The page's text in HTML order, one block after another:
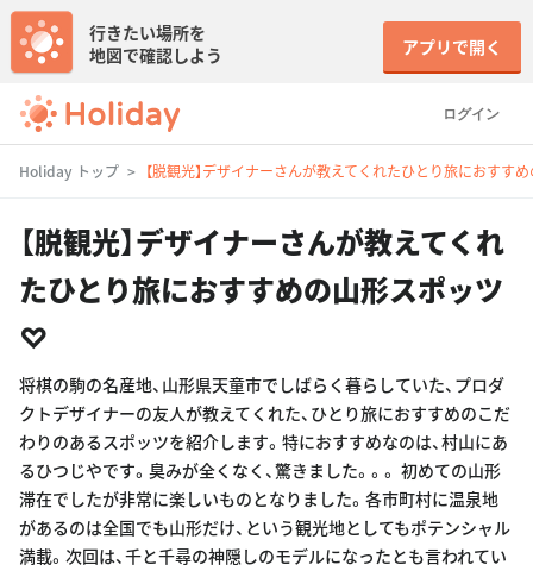
ログイン
行きたい場所を
地図で確認しよう
アプリで開く
Holiday トップ 【脱観光】デザイナーさんが教えてくれたひとり旅におすす
【脱観光】デザイナーさんが教えてくれ
たひとり旅におすすめの山形スポッツ
♡
将棋の駒の名産地、山形県天童市でしばらく暮らしていた、プロダ
クトデザイナーの友人が教えてくれた、ひとり旅におすすめのこだ
わりのあるスポッツを紹介します。特におすすめなのは、村山にあ
るひつじやです。臭みが全くなく、驚きました。。。 初めての山形
滞在でしたが非常に楽しいものとなりました。各市町村に温泉地
があるのは全国でも山形だけ、という観光地としてもポテンシャル
満載。次回は、千と千尋の神隠しのモデルになったとも言われてい